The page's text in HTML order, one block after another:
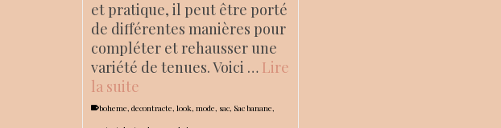
et pratique, il peut être porté
de différentes manières pour
compléter et rehausser une
variété de tenues. Voici … Lire
la suite
boheme, decontracte, look, mode, sac, Sac banane,